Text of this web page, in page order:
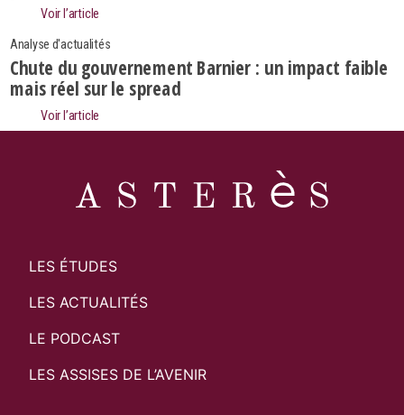
Voir l’article
Analyse d'actualités
Chute du gouvernement Barnier : un impact faible
mais réel sur le spread
Voir l’article
LES ÉTUDES
LES ACTUALITÉS
LE PODCAST
LES ASSISES DE L’AVENIR